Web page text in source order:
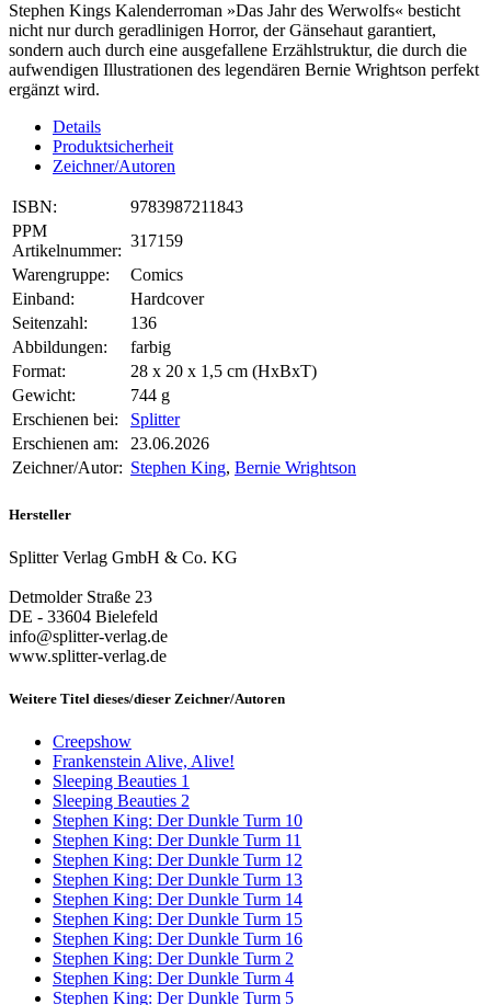
Stephen Kings Kalenderroman »Das Jahr des Werwolfs« besticht
nicht nur durch geradlinigen Horror, der Gänsehaut garantiert,
sondern auch durch eine ausgefallene Erzählstruktur, die durch die
aufwendigen Illustrationen des legendären Bernie Wrightson perfekt
ergänzt wird.
Details
Produktsicherheit
Zeichner/Autoren
ISBN:
9783987211843
PPM
Artikelnummer:
317159
Warengruppe:
Comics
Einband:
Hardcover
Seitenzahl:
136
Abbildungen:
farbig
Format:
28 x 20 x 1,5 cm (HxBxT)
Gewicht:
744 g
Erschienen bei:
Splitter
Erschienen am:
23.06.2026
Zeichner/Autor: Stephen King, Bernie Wrightson
Hersteller
Splitter Verlag GmbH & Co. KG
Detmolder Straße 23
DE - 33604 Bielefeld
info@splitter-verlag.de
www.splitter-verlag.de
Weitere Titel dieses/dieser Zeichner/Autoren
Creepshow
Frankenstein Alive, Alive!
Sleeping Beauties 1
Sleeping Beauties 2
Stephen King: Der Dunkle Turm 10
Stephen King: Der Dunkle Turm 11
Stephen King: Der Dunkle Turm 12
Stephen King: Der Dunkle Turm 13
Stephen King: Der Dunkle Turm 14
Stephen King: Der Dunkle Turm 15
Stephen King: Der Dunkle Turm 16
Stephen King: Der Dunkle Turm 2
Stephen King: Der Dunkle Turm 4
Stephen King: Der Dunkle Turm 5